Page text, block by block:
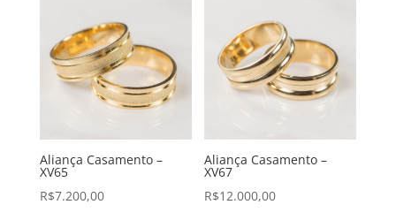
Aliança Casamento –
XV65
R$7.200,00
Aliança Casamento –
XV67
R$12.000,00